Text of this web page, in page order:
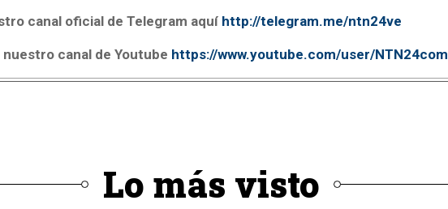
canal oficial de Telegram aquí http://telegram.me/ntn24ve
canal de Youtube https://www.youtube.com/user/NTN24com
Lo más visto